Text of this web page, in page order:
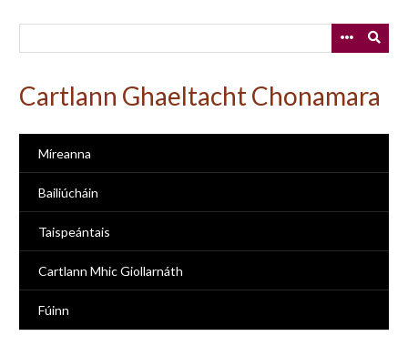
Cartlann Ghaeltacht Chonamara
Míreanna
Bailiúcháin
Taispeántais
Cartlann Mhic Giollarnáth
Fúinn